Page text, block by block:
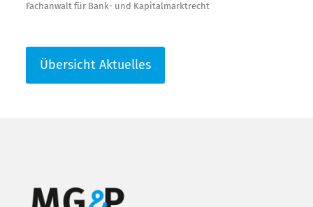
Fachanwalt für Bank- und Kapitalmarktrecht
Übersicht Aktuelles